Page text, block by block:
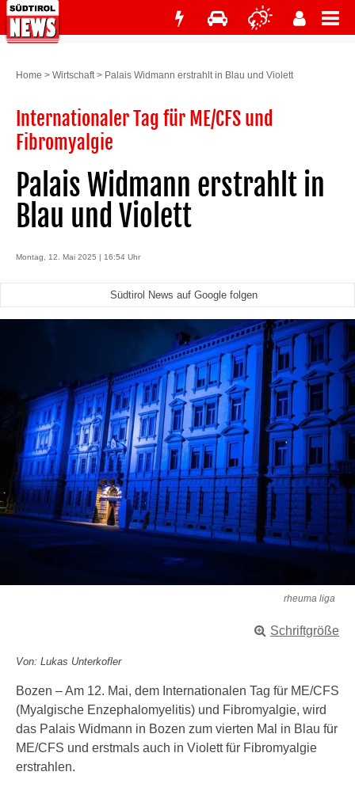
Home > Wirtschaft> Palais Widmann erstrahlt in Blau und Violett
Internationaler Tag für ME/CFS und
Fibromyalgie
Palais Widmann erstrahlt in
Blau und Violett
Montag, 12. Mai 2025 | 16:54 Uhr
Südtirol News auf Google folgen
rheuma liga
Schriftgröße
Von: Lukas Unterkofler
Bozen – Am 12. Mai, dem Internationalen Tag für ME/CFS
(Myalgische Enzephalomyelitis) und Fibromyalgie, wird
das Palais Widmann in Bozen zum vierten Mal in Blau für
ME/CFS und erstmals auch in Violett für Fibromyalgie
erstrahlen.